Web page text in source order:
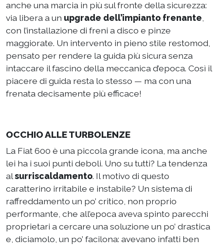
anche una marcia in più sul fronte della sicurezza:
via libera a un upgrade dell’impianto frenante
con l’installazione di freni a disco e pinze
maggiorate. Un intervento in pieno stile restomod,
pensato per rendere la guida più sicura senza
intaccare il fascino della meccanica d’epoca. Così il
piacere di guida resta lo stesso — ma con una
frenata decisamente più efficace!
OCCHIO ALLE TURBOLENZE
La Fiat 600 è una piccola grande icona, ma anche
lei ha i suoi punti deboli. Uno su tutti? La tendenza
alsurriscaldamento. Il motivo di questo
caratterino irritabile e instabile? Un sistema di
raffreddamento un po’ critico, non proprio
performante, che all’epoca aveva spinto parecchi
proprietari a cercare una soluzione un po’ drastica
e, diciamolo, un po’ facilona: avevano infatti ben